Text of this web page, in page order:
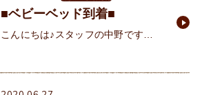
■ベビーベッド到着■
こんにちは♪スタッフの中野です。